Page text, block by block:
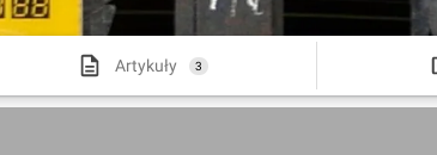
Artykuły 3